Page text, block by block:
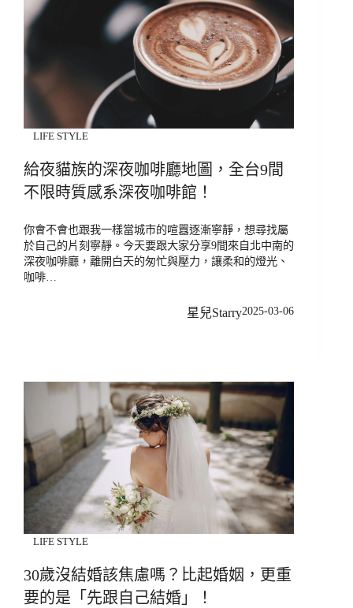
LIFE STYLE
給夜貓族的深夜咖啡廳地圖，全台9間
不限時質感系深夜咖啡館！
你會不會也跟我一樣當城市的喧囂逐漸寧靜，想尋找屬
於自己的片刻寧靜。今天要跟大家分享9間來自北中南的
深夜咖啡廳，離開白天的匆忙與壓力，讓柔和的燈光、
咖啡…
星兒Starry2025-03-06
LIFE STYLE
30歲沒結婚該焦慮嗎？比起婚姻，更重
要的是「先跟自己結婚」！